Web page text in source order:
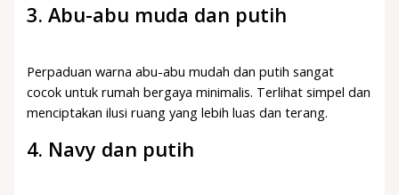
3. Abu-abu muda dan putih
Perpaduan warna abu-abu mudah dan putih sangat
cocok untuk rumah bergaya minimalis. Terlihat simpel dan
menciptakan ilusi ruang yang lebih luas dan terang.
4. Navy dan putih